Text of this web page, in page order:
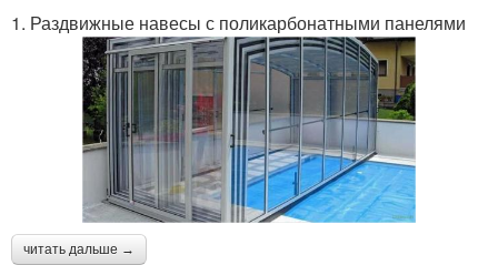
1. Раздвижные навесы с поликарбонатными панелями
читать дальше →